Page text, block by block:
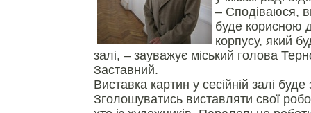
– Сподіваюся,
буде корисною
корпусу, який
залі, – зауважує міський голова
Заставний.
Виставка картин у сесійній залі
Зголошуватись виставляти свої